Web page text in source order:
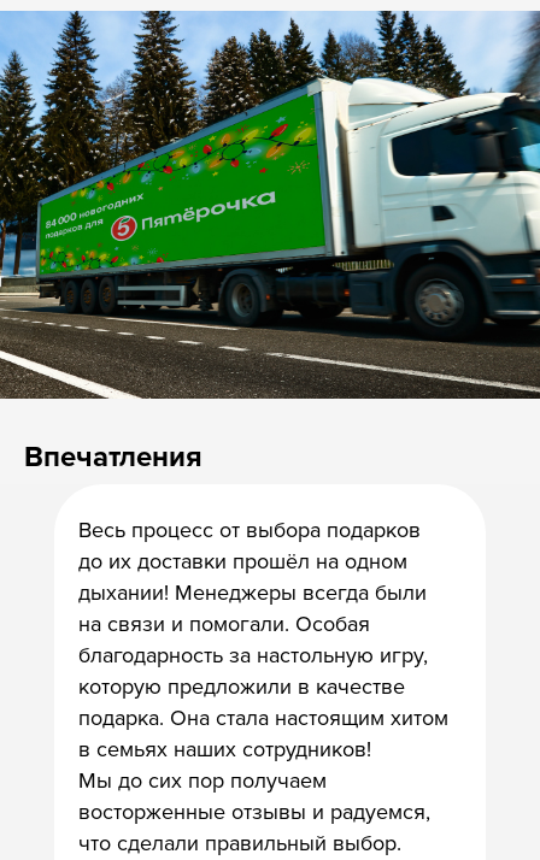
Впечатления
Весь процесс от выбора подарков
до их доставки прошёл на одном
дыхании! Менеджеры всегда были
на связи и помогали. Особая
благодарность за настольную игру,
которую предложили в качестве
подарка. Она стала настоящим хитом
в семьях наших сотрудников!
Мы до сих пор получаем
восторженные отзывы и радуемся,
что сделали правильный выбор.
8 800 500-49-66
info@bandaumnikov.ru